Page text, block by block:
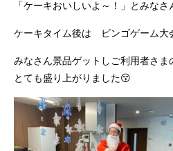
「ケーキおいしいよ～！」とみな
ケーキタイム後は ビンゴゲーム大
みなさん景品ゲットしご利用者さま
とても盛り上がりました😚